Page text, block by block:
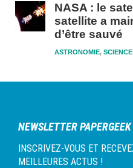
NASA : le
satellite a
d’être sauvé
ASTRONOMIE, SCIENCE
NEWSLETTER PAPERGEEK
INSCRIVEZ-VOUS ET
MEILLEURES ACTUS !